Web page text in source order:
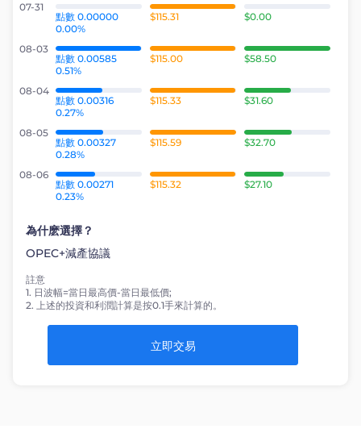
07-31
點數 0.00000
0.00%
$115.31 $0.00
08-03
點數 0.00585
0.51%
$115.00 $58.50
08-04
點數 0.00316
0.27%
$115.33 $31.60
08-05
點數 0.00327
0.28%
$115.59 $32.70
08-06
點數 0.00271
0.23%
$115.32 $27.10
為什麽選擇？
OPEC+減產協議
註意
1. 日波幅=當日最高價-當日最低價;
2. 上述的投資和利潤計算是按0.1手來計算的。
立即交易